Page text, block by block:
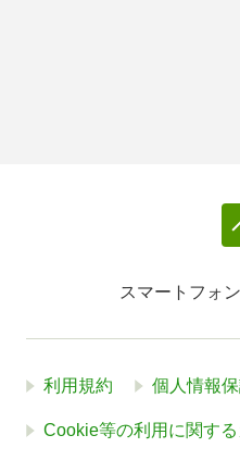
スマートフォ
利用規約 個人情報
Cookie等の利用に関す